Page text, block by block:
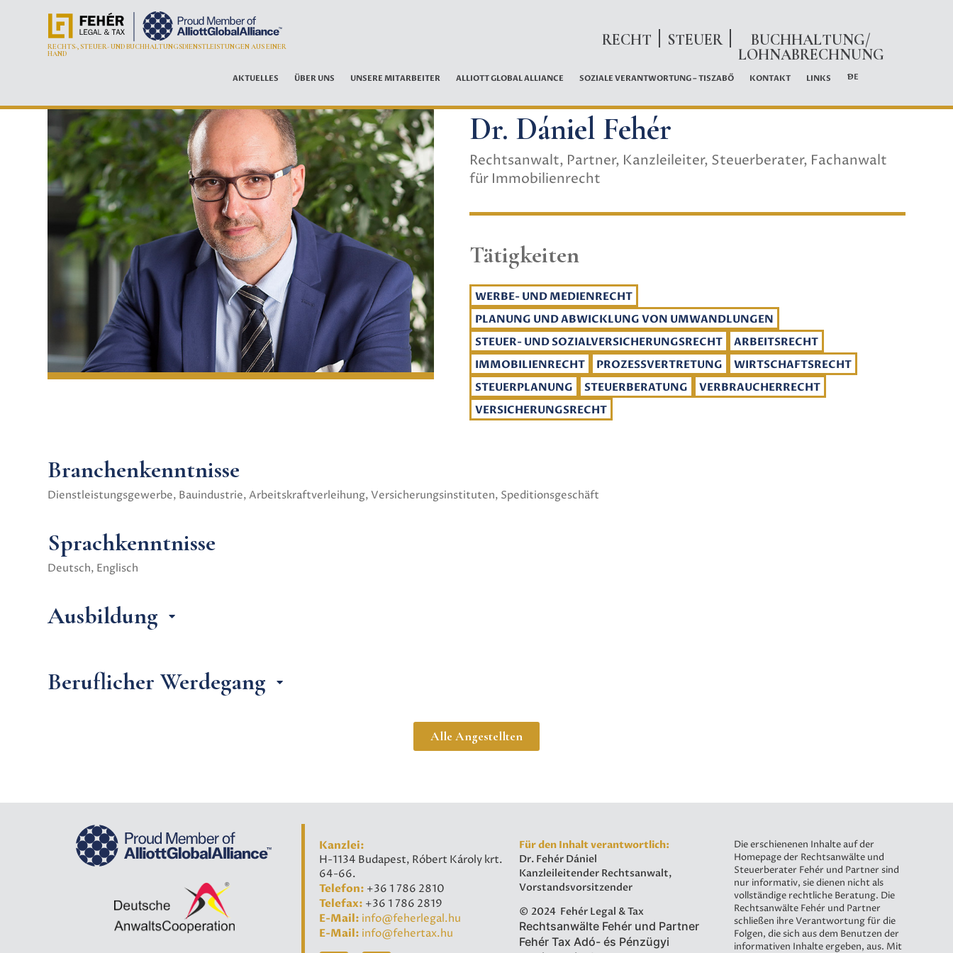
RECHTS-, STEUER- UND BUCHHALTUNGSDIENSTLEISTUNGEN AUS EINER
HAND
RECHT STEUER
BUCHHALTUNG/
LOHNABRECHNUNG
AKTUELLES ÜBER UNS UNSERE MITARBEITER ALLIOTT GLOBAL ALLIANCE SOZIALE VERANTWORTUNG – TISZABŐ KONTAKT LINKS DE
Dr. Dániel Fehér
Rechtsanwalt, Partner, Kanzleileiter, Steuerberater, Fachanwalt
für Immobilienrecht
Tätigkeiten
WERBE- UND MEDIENRECHT
PLANUNG UND ABWICKLUNG VON UMWANDLUNGEN
STEUER- UND SOZIALVERSICHERUNGSRECHT
ARBEITSRECHT
IMMOBILIENRECHT
PROZESSVERTRETUNG
WIRTSCHAFTSRECHT
STEUERPLANUNG
STEUERBERATUNG
VERBRAUCHERRECHT
VERSICHERUNGSRECHT
Branchenkenntnisse
Dienstleistungsgewerbe, Bauindustrie, Arbeitskraftverleihung, Versicherungsinstituten, Speditionsgeschäft
Sprachkenntnisse
Deutsch, Englisch
Ausbildung
Beruflicher Werdegang
Alle Angestellten
Kanzlei:
H-1134 Budapest, Róbert Károly krt.
64-66.
Telefon: +36 1 786 2810
​Telefax: +36 1 786 2819
E-Mail: info@feherlegal.hu
E-Mail: info@fehertax.hu
Für den Inhalt verantwortlich:
Dr. Fehér Dániel
Kanzleileitender Rechtsanwalt,
Vorstandsvorsitzender
© 2024 Fehér Legal & Tax
Rechtsanwälte Fehér und Partner
Fehér Tax Adó- és Pénzügyi
Die erschienenen Inhalte auf der
Homepage der Rechtsanwälte und
Steuerberater Fehér und Partner sind
nur informativ, sie dienen nicht als
vollständige rechtliche Beratung. Die
Rechtsanwälte Fehér und Partner
schließen ihre Verantwortung für die
Folgen, die sich aus dem Benutzen der
informativen Inhalte ergeben, aus. Mit